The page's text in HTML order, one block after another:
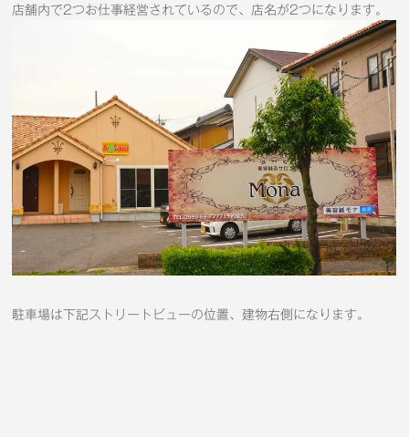
店舗内で2つお仕事経営されているので、店名が2つになります。
駐車場は下記ストリートビューの位置、建物右側になります。